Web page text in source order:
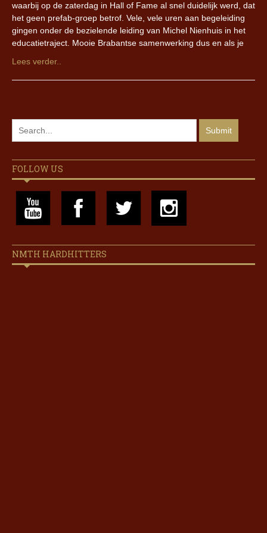
waarbij op de zaterdag in Hall of Fame al snel duidelijk werd, dat
het geen prefab-groep betrof. Vele, vele uren aan begeleiding
gingen onder de bezielende leiding van Michel Nienhuis in het
educatietraject. Mooie Brabantse samenwerking dus en als je
Lees verder..
FOLLOW US
NMTH HARDHITTERS